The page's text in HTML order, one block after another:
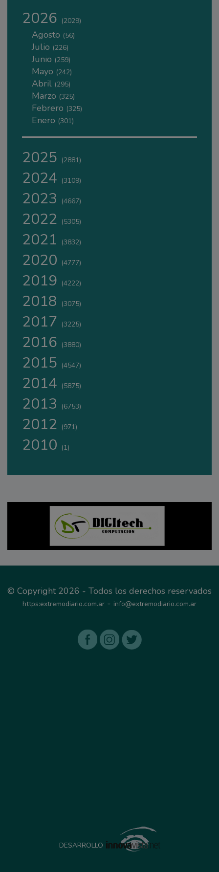
2026 (2029)
Agosto (56)
Julio (226)
Junio (259)
Mayo (242)
Abril (295)
Marzo (325)
Febrero (325)
Enero (301)
2025 (2881)
2024 (3109)
2023 (4667)
2022 (5305)
2021 (3832)
2020 (4777)
2019 (4222)
2018 (3075)
2017 (3225)
2016 (3880)
2015 (4547)
2014 (5875)
2013 (6753)
2012 (971)
2010 (1)
© Copyright 2026 - Todos los derechos reservados
https:extremodiario.com.ar - info@extremodiario.com.ar
DESARROLLO